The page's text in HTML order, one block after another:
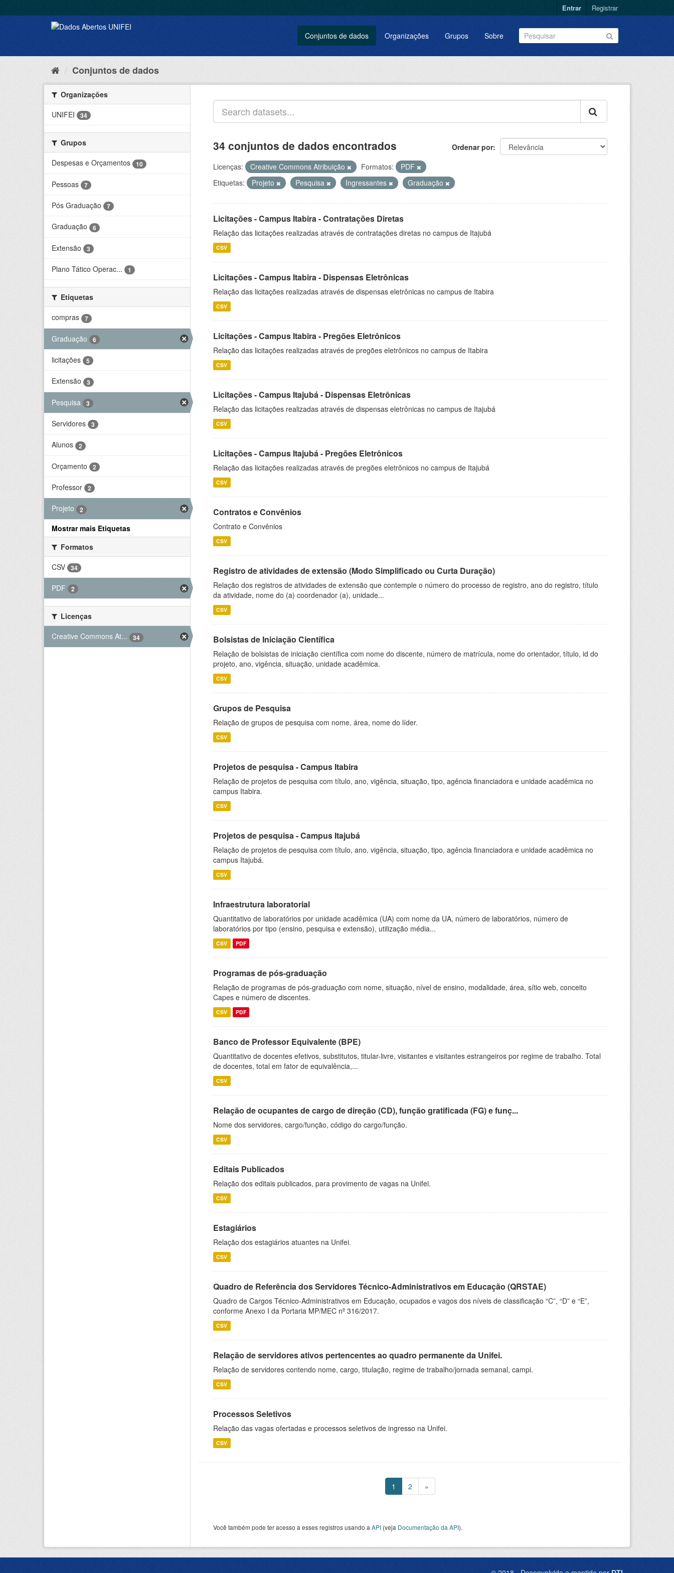
Entrar Registrar
Conjuntos de dados Organizações Grupos Sobre
Conjuntos de dados
Organizações
UNIFEI
34
Grupos
Despesas e Orçamentos
10
Pessoas 7
Pós Graduação 7
Graduação 6
Extensão 3
Plano Tático Operac... 1
Etiquetas
compras
7
Graduação 6
licitações 5
Extensão 3
Pesquisa 3
Servidores 3
Alunos 2
Orçamento 2
Professor 2
Projeto 2
Mostrar mais Etiquetas
Formatos
CSV
34
PDF 2
Licenças
Creative Commons At...
34
Ordenar por
34 conjuntos de dados encontrados
Licenças: Creative Commons Atribuição Formatos:
PDF
Etiquetas:
Projeto Pesquisa Ingressantes Graduação
Licitações - Campus Itabira - Contratações Diretas
Relação das licitações realizadas através de contratações diretas no campus de Itajubá
CSV
Licitações - Campus Itabira - Dispensas Eletrônicas
Relação das licitações realizadas através de dispensas eletrônicas no campus de Itabira
CSV
Licitações - Campus Itabira - Pregões Eletrônicos
Relação das licitações realizadas através de pregões eletrônicos no campus de Itabira
CSV
Licitações - Campus Itajubá - Dispensas Eletrônicas
Relação das licitações realizadas através de dispensas eletrônicas no campus de Itajubá
CSV
Licitações - Campus Itajubá - Pregões Eletrônicos
Relação das licitações realizadas através de pregões eletrônicos no campus de Itajubá
CSV
Contratos e Convênios
Contrato e Convênios
CSV
Registro de atividades de extensão (Modo Simplificado ou Curta Duração)
Relação dos registros de atividades de extensão que contemple o número do processo de registro, ano do registro, título
da atividade, nome do (a) coordenador (a), unidade...
CSV
Bolsistas de Iniciação Científica
Relação de bolsistas de iniciação científica com nome do discente, número de matrícula, nome do orientador, título, id do
projeto, ano, vigência, situação, unidade acadêmica.
CSV
Grupos de Pesquisa
Relação de grupos de pesquisa com nome, área, nome do líder.
CSV
Projetos de pesquisa - Campus Itabira
Relação de projetos de pesquisa com título, ano, vigência, situação, tipo, agência financiadora e unidade acadêmica no
campus Itabira.
CSV
Projetos de pesquisa - Campus Itajubá
Relação de projetos de pesquisa com título, ano, vigência, situação, tipo, agência financiadora e unidade acadêmica no
campus Itajubá.
CSV
Infraestrutura laboratorial
Quantitativo de laboratórios por unidade acadêmica (UA) com nome da UA, número de laboratórios, número de
laboratórios por tipo (ensino, pesquisa e extensão), utilização média...
CSV PDF
Programas de pós-graduação
Relação de programas de pós-graduação com nome, situação, nível de ensino, modalidade, área, sítio web, conceito
Capes e número de discentes.
CSV PDF
Banco de Professor Equivalente (BPE)
Quantitativo de docentes efetivos, substitutos, titular-livre, visitantes e visitantes estrangeiros por regime de trabalho. Total
de docentes, total em fator de equivalência,...
CSV
Relação de ocupantes de cargo de direção (CD), função gratificada (FG) e funç...
Nome dos servidores, cargo/função, código do cargo/função.
CSV
Editais Publicados
Relação dos editais publicados, para provimento de vagas na Unifei.
CSV
Estagiários
Relação dos estagiários atuantes na Unifei.
CSV
Quadro de Referência dos Servidores Técnico-Administrativos em Educação (QRSTAE)
Quadro de Cargos Técnico-Administrativos em Educação, ocupados e vagos dos níveis de classificação “C”, “D” e “E”,
conforme Anexo I da Portaria MP/MEC nº 316/2017.
CSV
Relação de servidores ativos pertencentes ao quadro permanente da Unifei.
Relação de servidores contendo nome, cargo, titulação, regime de trabalho/jornada semanal, campi.
CSV
Processos Seletivos
Relação das vagas ofertadas e processos seletivos de ingresso na Unifei.
CSV
1 2 »
Você também pode ter acesso a esses registros usando a API (veja Documentação da API).